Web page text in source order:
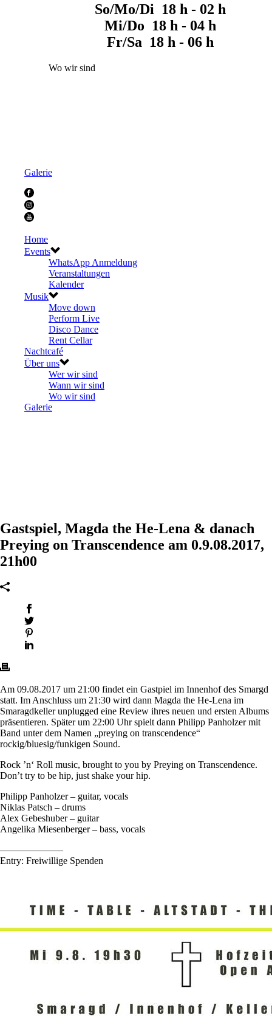
So/Mo/Di 18 h - 02 h
Mi/Do 18 h - 04 h
Fr/Sa 18 h - 06 h
Wo wir sind
Galerie
Home
Events
WhatsApp Anmeldung
Veranstaltungen
Kalender
Musik
Move down
Perform Live
Disco Dance
Rent Cellar
Nachtcafé
Über uns
Wer wir sind
Wann wir sind
Wo wir sind
Galerie
Gastspiel, Magda the He-Lena & danach
Preying on Transcendence am 0.9.08.2017,
21h00
Am 09.08.2017 um 21:00 findet ein Gastpiel im Innenhof des Smargd
statt. Im Anschluss um 21:30 wird dann Magda the He-Lena im
Smaragdkeller unplugged eine Review ihres neuen und ersten Albums
präsentieren. Später um 22:00 Uhr spielt dann Philipp Panholzer mit
Band unter dem Namen „preying on transcendence“
rockig/bluesig/funkigen Sound.
Rock ’n‘ Roll music, brought to you by Preying on Transcendence.
Don’t try to be hip, just shake your hip.
Philipp Panholzer – guitar, vocals
Niklas Patsch – drums
Alex Gebeshuber – guitar
Angelika Miesenberger – bass, vocals
——————–
Entry: Freiwillige Spenden